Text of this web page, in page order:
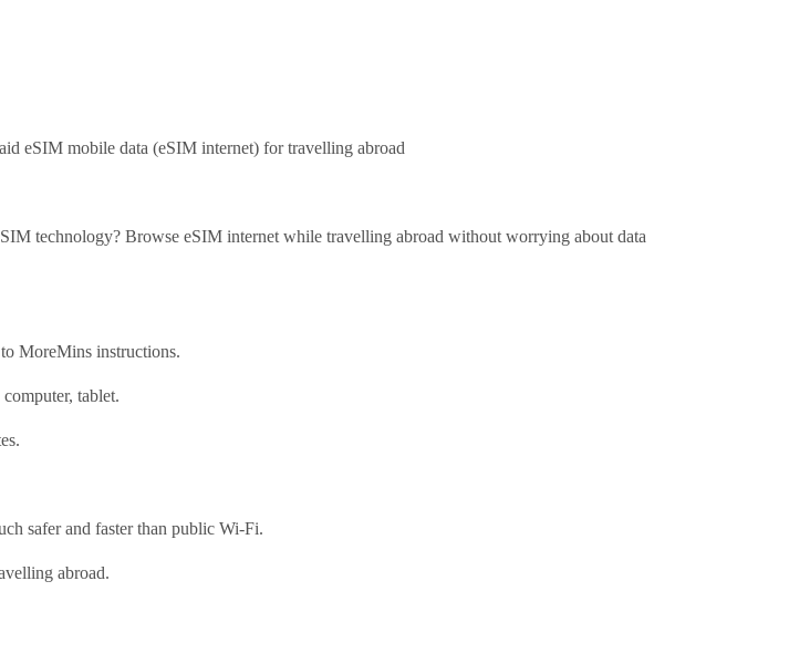
eSIM mobile data (eSIM internet) for travelling abroad
technology? Browse eSIM internet while travelling abroad without worrying about data
MoreMins instructions.
tablet.
safer and faster than public Wi-Fi.
abroad.